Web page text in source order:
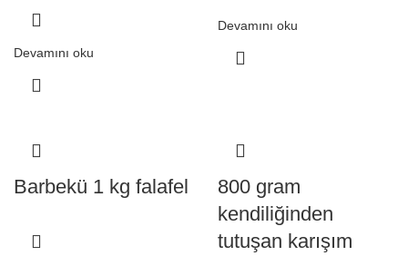
Devamını oku
Devamını oku
Barbekü 1 kg falafel
800 gram
kendiliğinden
tutuşan karışım